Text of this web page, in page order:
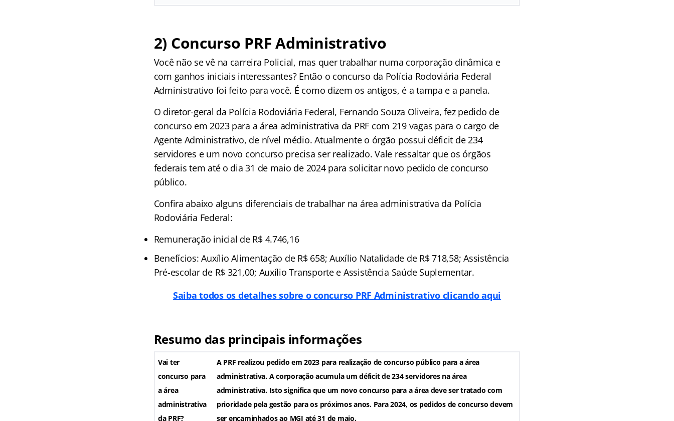
2) Concurso PRF Administrativo
Você não se vê na carreira Policial, mas quer trabalhar numa corporação dinâmica e
com ganhos iniciais interessantes? Então o concurso da Polícia Rodoviária Federal
Administrativo foi feito para você. É como dizem os antigos, é a tampa e a panela.
O diretor-geral da Polícia Rodoviária Federal, Fernando Souza Oliveira, fez pedido de
concurso em 2023 para a área administrativa da PRF com 219 vagas para o cargo de
Agente Administrativo, de nível médio. Atualmente o órgão possui déficit de 234
servidores e um novo concurso precisa ser realizado. Vale ressaltar que os órgãos
federais tem até o dia 31 de maio de 2024 para solicitar novo pedido de concurso
público.
Confira abaixo alguns diferenciais de trabalhar na área administrativa da Polícia
Rodoviária Federal:
Remuneração inicial de R$ 4.746,16
Benefícios: Auxílio Alimentação de R$ 658; Auxílio Natalidade de R$ 718,58; Assistência
Pré-escolar de R$ 321,00; Auxílio Transporte e Assistência Saúde Suplementar.
Saiba todos os detalhes sobre o concurso PRF Administrativo clicando aqui
Resumo das principais informações
Vai ter
concurso para
a área
administrativa
da PRF?
A PRF realizou pedido em 2023 para realização de concurso público para a área
administrativa. A corporação acumula um déficit de 234 servidores na área
administrativa. Isto significa que um novo concurso para a área deve ser tratado com
prioridade pela gestão para os próximos anos. Para 2024, os pedidos de concurso devem
ser encaminhados ao MGI até 31 de maio.